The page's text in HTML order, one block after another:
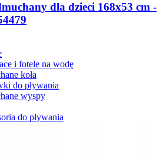
dla dzieci 168x53 cm -
i fotele na wodę
koła
do pływania
wyspy
do pływania